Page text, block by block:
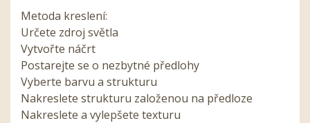
Metoda kreslení:
Určete zdroj světla
Vytvořte náčrt
Postarejte se o nezbytné předlohy
Vyberte barvu a strukturu
Nakreslete strukturu založenou na předloze
Nakreslete a vylepšete texturu